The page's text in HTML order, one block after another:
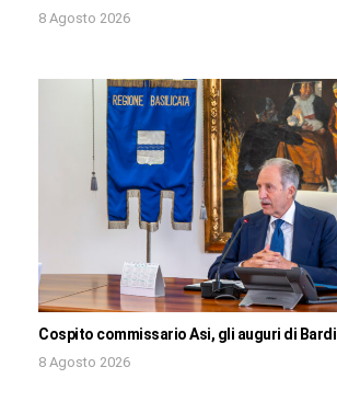
8 Agosto 2026
Cospito commissario Asi, gli auguri di Bardi
8 Agosto 2026